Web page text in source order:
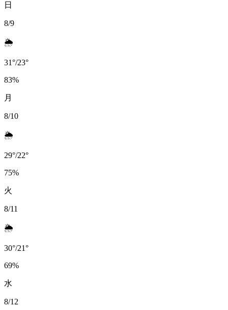
日
8/9
🌦️
31°/23°
83%
月
8/10
🌦️
29°/22°
75%
火
8/11
🌦️
30°/21°
69%
水
8/12